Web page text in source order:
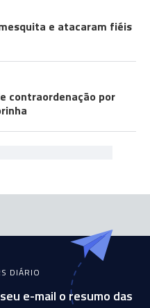
e atacaram fiéis
contraordenação por
DIÁRIO
e-mail o resumo das